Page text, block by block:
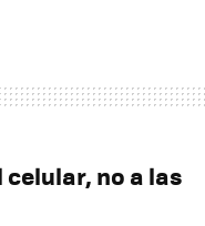
no a las